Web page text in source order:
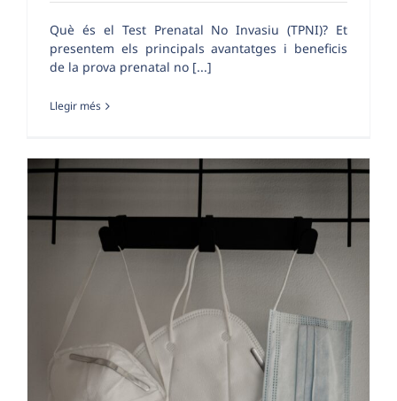
Què és el Test Prenatal No Invasiu (TPNI)? Et
presentem els principals avantatges i beneficis
de la prova prenatal no [...]
Llegir més